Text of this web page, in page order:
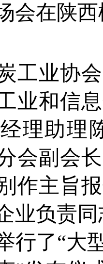
会在陕
业协会
业和信
理助理
会副会
作主旨
业负责
了“大型